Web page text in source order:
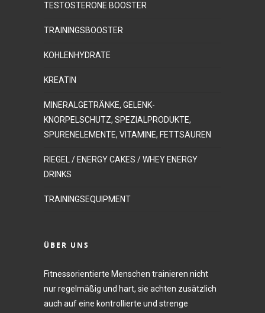
TESTOSTERONE BOOSTER
TRAININGSBOOSTER
KOHLENHYDRATE
KREATIN
MINERALGETRÄNKE, GELENK-
KNORPELSCHUTZ, SPEZIALPRODUKTE,
SPURENELEMENTE, VITAMINE, FETTSÄUREN
RIEGEL / ENERGY CAKES / WHEY ENERGY
DRINKS
TRAININGSEQUIPMENT
ÜBER UNS
Fitnessorientierte Menschen trainieren nicht
nur regelmäßig und hart, sie achten zusätzlich
auch auf eine kontrollierte und strenge